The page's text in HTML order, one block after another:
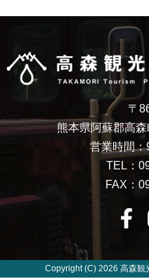
〒
熊本県阿蘇郡高
営業時間
TEL：
FAX：
Copyright (C) 2026 高森観